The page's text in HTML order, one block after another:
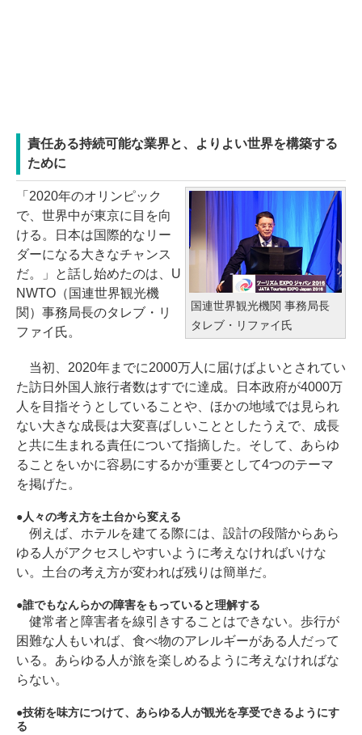
責任ある持続可能な業界と、よりよい世界を構築する
ために
国連世界観光機関 事務局長
タレブ・リファイ氏
「2020年のオリンピック
で、世界中が東京に目を向
ける。日本は国際的なリー
ダーになる大きなチャンス
だ。」と話し始めたのは、U
NWTO（国連世界観光機
関）事務局長のタレブ・リ
ファイ氏。
当初、2020年までに2000万人に届けばよいとされてい
た訪日外国人旅行者数はすでに達成。日本政府が4000万
人を目指そうとしていることや、ほかの地域では見られ
ない大きな成長は大変喜ばしいこととしたうえで、成長
と共に生まれる責任について指摘した。そして、あらゆ
ることをいかに容易にするかが重要として4つのテーマ
を掲げた。
人々の考え方を土台から変える
例えば、ホテルを建てる際には、設計の段階からあら
ゆる人がアクセスしやすいように考えなければいけな
い。土台の考え方が変われば残りは簡単だ。
誰でもなんらかの障害をもっていると理解する
健常者と障害者を線引きすることはできない。歩行が
困難な人もいれば、食べ物のアレルギーがある人だって
いる。あらゆる人が旅を楽しめるように考えなければな
らない。
技術を味方につけて、あらゆる人が観光を享受できるようにす
る